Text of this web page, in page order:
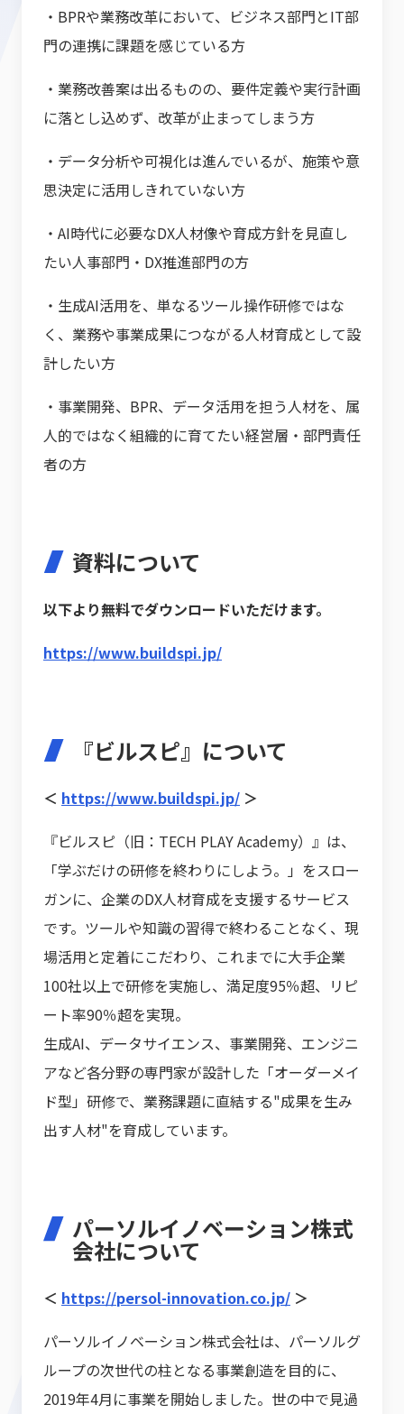
・BPRや業務改革において、ビジネス部門とIT部
門の連携に課題を感じている方
・業務改善案は出るものの、要件定義や実行計画
に落とし込めず、改革が止まってしまう方
・データ分析や可視化は進んでいるが、施策や意
思決定に活用しきれていない方
・AI時代に必要なDX人材像や育成方針を見直し
たい人事部門・DX推進部門の方
・生成AI活用を、単なるツール操作研修ではな
く、業務や事業成果につながる人材育成として設
計したい方
・事業開発、BPR、データ活用を担う人材を、属
人的ではなく組織的に育てたい経営層・部門責任
者の方
資料について
以下より無料でダウンロードいただけます。
https://www.buildspi.jp/
『ビルスピ』について
＜ https://www.buildspi.jp/ ＞
『ビルスピ（旧：TECH PLAY Academy）』は、
「学ぶだけの研修を終わりにしよう。」をスロー
ガンに、企業のDX人材育成を支援するサービス
です。ツールや知識の習得で終わることなく、現
場活用と定着にこだわり、これまでに大手企業
100社以上で研修を実施し、満足度95％超、リピ
ート率90％超を実現。
生成AI、データサイエンス、事業開発、エンジニ
アなど各分野の専門家が設計した「オーダーメイ
ド型」研修で、業務課題に直結する"成果を生み
出す人材"を育成しています。
パーソルイノベーション株式
会社について
＜ https://persol-innovation.co.jp/ ＞
パーソルイノベーション株式会社は、パーソルグ
ループの次世代の柱となる事業創造を目的に、
2019年4月に事業を開始しました。世の中で見過